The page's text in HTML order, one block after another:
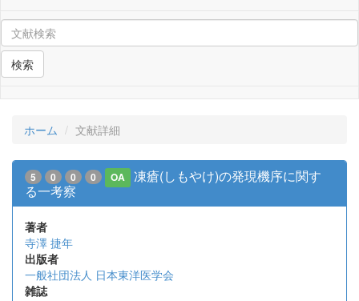
検索
ホーム 文献詳細
5 0 0 0 OA
凍瘡(しもやけ)の発現機序に関す
る一考察
著者
寺澤 捷年
出版者
一般社団法人 日本東洋医学会
雑誌